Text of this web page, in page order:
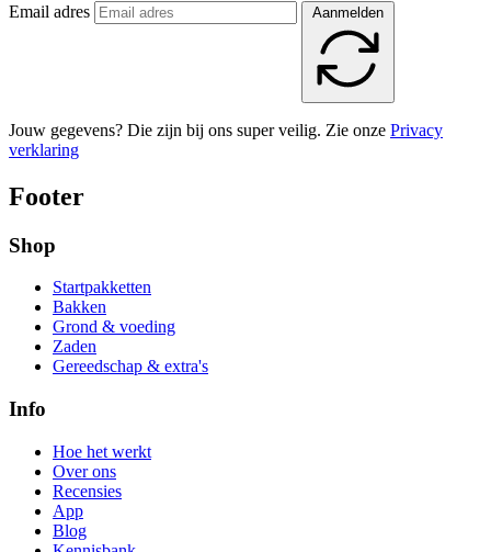
Email adres Aanmelden
Jouw gegevens? Die zijn bij ons super veilig. Zie onze Privacy
verklaring
Footer
Shop
Startpakketten
Bakken
Grond & voeding
Zaden
Gereedschap & extra's
Info
Hoe het werkt
Over ons
Recensies
App
Blog